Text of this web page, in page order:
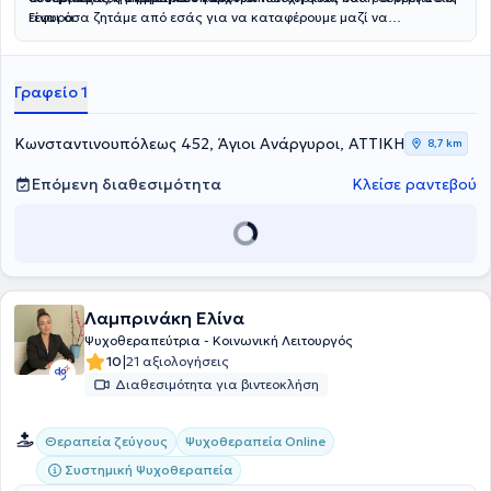
Γεφυρα.
είναι όσα ζητάμε από εσάς για να καταφέρουμε μαζί να
να εξελιχθεί και να ενταχθεί καλύτερα σε κάθε κοινωνικό πλαίσιο.
Γραφείο 1
Κωνσταντινουπόλεως 452, Άγιοι Ανάργυροι, ΑΤΤΙΚΗ 8,7 km
Επόμενη διαθεσιμότητα Κλείσε ραντεβού
Λαμπρινάκη Ελίνα
Ψυχοθεραπεύτρια - Κοινωνική Λειτουργός
10|21 αξιολογήσεις
Διαθεσιμότητα για βιντεοκλήση
Θεραπεία ζεύγους
Ψυχοθεραπεία Online
Συστημική Ψυχοθεραπεία